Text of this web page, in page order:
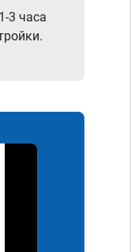
3 часа